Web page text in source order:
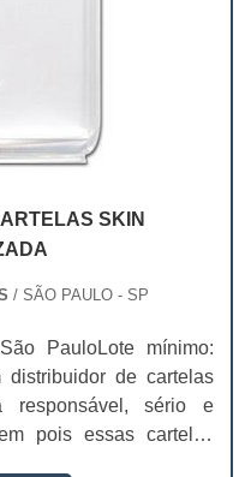
SKIN
/ SÃO PAULO - SP
PauloLote mínimo:
distribuidor de cartelas
responsável, sério e
pois essas cartelas